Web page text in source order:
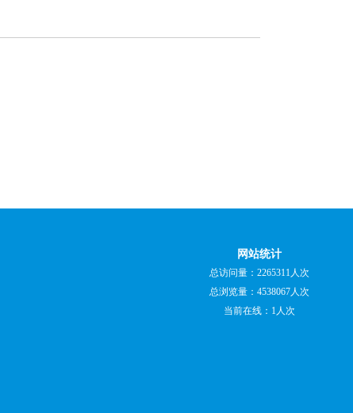
网站统计
总访问量：2265311人次
总浏览量：4538067人次
当前在线：1人次